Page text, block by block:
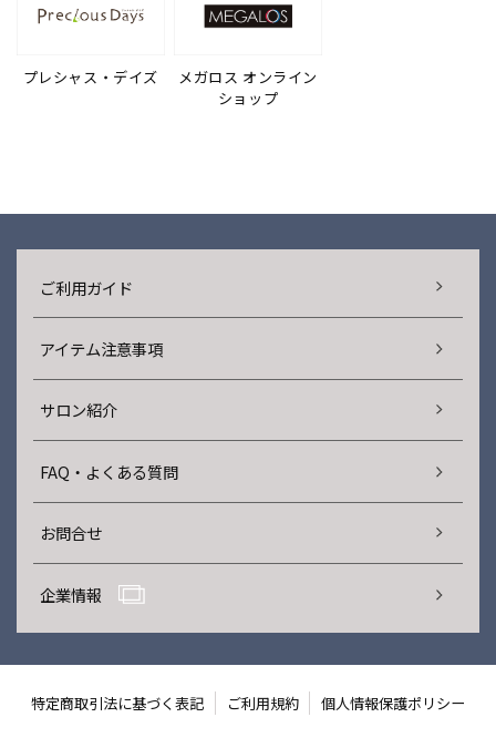
プレシャス・デイズ
メガロス オンライン
ショップ
ご利用ガイド
アイテム注意事項
サロン紹介
FAQ・よくある質問
お問合せ
企業情報
特定商取引法に基づく表記 ご利用規約 個人情報保護ポリシー